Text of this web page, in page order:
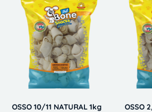
OSSO 10/11 NATURAL 1kg OSSO